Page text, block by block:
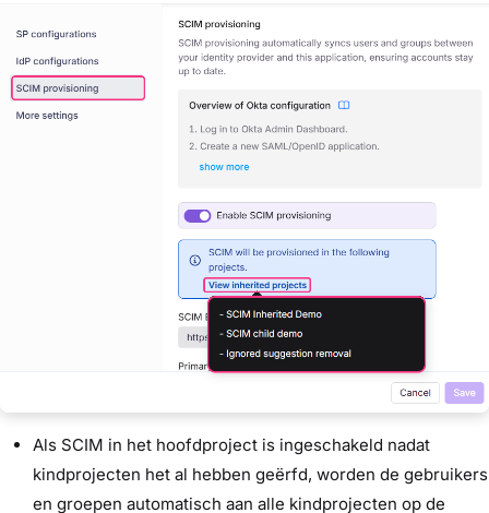
Als SCIM in het hoofdproject is ingeschakeld nadat
kindprojecten het al hebben geërfd, worden de gebruikers
en groepen automatisch aan alle kindprojecten op de